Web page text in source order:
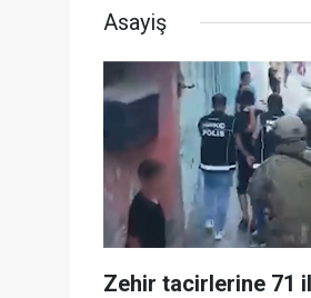
Asayiş
Zehir tacirlerine 71